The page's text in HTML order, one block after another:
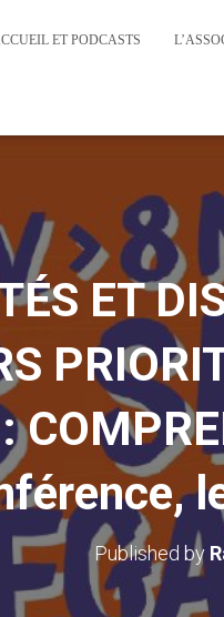
ET PODCASTS
ET
Published by